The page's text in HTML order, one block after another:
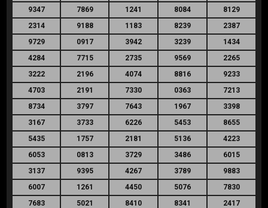
9347
7869 1241 8084
8129
2314
9188 1183 8239
2387
9729
0917 3942 3239
1434
4284
7715 2735 9569
2265
3222
2196 4074 8816
9233
4703
2191 7330 0363
7213
8734
3797 7643 1967
3398
3167
3733 6226 5453
8655
5435
1757 2181 5136
4223
6053
0813 3729 3486
6015
3137
9395 4267 3789
9883
6007
1261 4450 5076
7830
7683
5021 8410 8341
2417